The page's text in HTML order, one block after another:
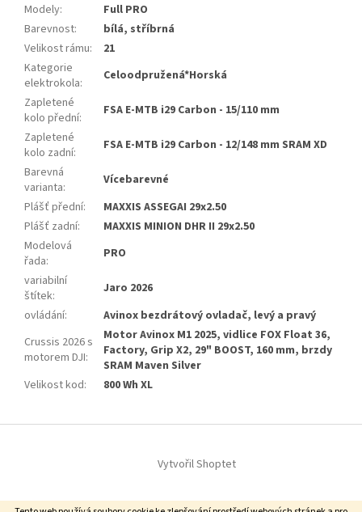
Modely:
Full PRO
Barevnost:
bílá, stříbrná
Velikost rámu:
21
Kategorie
elektrokola:
Celoodpružená*Horská
Zapletené
kolo přední:
FSA E-MTB i29 Carbon - 15/110 mm
Zapletené
kolo zadní:
FSA E-MTB i29 Carbon - 12/148 mm SRAM XD
Barevná
varianta:
Vícebarevné
Plášť přední:
MAXXIS ASSEGAI 29x2.50
Plášť zadní:
MAXXIS MINION DHR II 29x2.50
Modelová
řada:
PRO
variabilní
štítek:
Jaro 2026
ovládání:
Avinox bezdrátový ovladač, levý a pravý
Crussis 2026 s
motorem DJI:
Motor Avinox M1 2025, vidlice FOX Float 36,
Factory, Grip X2, 29" BOOST, 160 mm, brzdy
SRAM Maven Silver
Velikost kod: 800 Wh XL
t
Vytvořil Shoptet